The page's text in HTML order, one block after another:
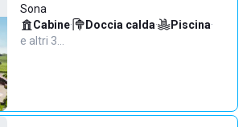
Sona
Cabine· Doccia calda· Piscina·
e altri 3…